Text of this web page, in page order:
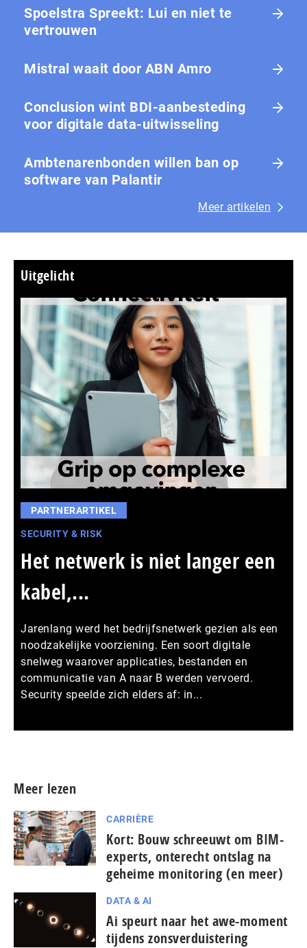
Spoelstra Spreekt: Lui en niet te
vertrouwen
Mistral waait door ABN Amro
Conclusion wint BDI-aanbesteding
voor digitale data-uitwisseling
Ambtenarenbonden willen ban op
software van Palantir
Meer artikelen
Uitgelicht
PARTNERARTIKEL
SECURITY & RISK
Het netwerk is niet langer een
kabel,...
Jarenlang werd het bedrijfsnetwerk gezien als een
noodzakelijke voorziening. Een soort digitale
snelweg waarover applicaties, bestanden en
communicatie van A naar B werden vervoerd.
Security speelde zich elders af: in...
Meer lezen
CARRIÈRE
Kort: Bouw schreeuwt om BIM-
experts, onterecht ontslag na
geheime monitoring (en meer)
DATA & AI
Ai speurt naar het awe-moment
tijdens zonsverduistering